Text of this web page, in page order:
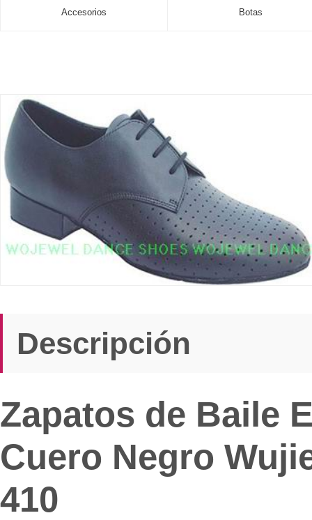
Accesorios Botas
Descripción
Zapatos de Baile
Cuero Negro
410